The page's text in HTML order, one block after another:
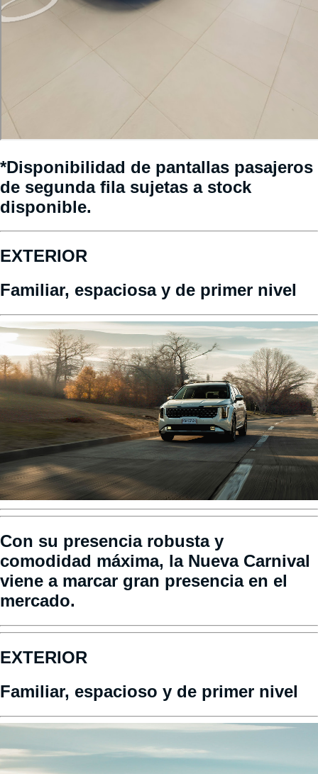
*Disponibilidad de pantallas pasajeros
de segunda fila sujetas a stock
disponible.
EXTERIOR
Familiar, espaciosa y de primer nivel
Con su presencia robusta y
comodidad máxima, la Nueva Carnival
viene a marcar gran presencia en el
mercado.
EXTERIOR
Familiar, espacioso y de primer nivel